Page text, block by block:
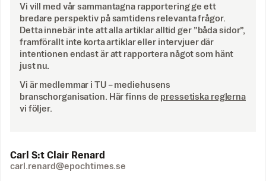
Vi vill med vår sammantagna rapportering ge ett
bredare perspektiv på samtidens relevanta frågor.
Detta innebär inte att alla artiklar alltid ger ”båda sidor”,
framförallt inte korta artiklar eller intervjuer där
intentionen endast är att rapportera något som hänt
just nu.
Vi är medlemmar i TU – mediehusens
branschorganisation. Här finns de pressetiska reglerna
vi följer.
Carl S:t Clair Renard
es.semithcope@draner.lrac